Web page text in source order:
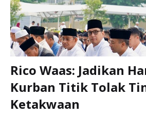
Rico Waas: Jadikan
Kurban Titik Tolak
Ketakwaan